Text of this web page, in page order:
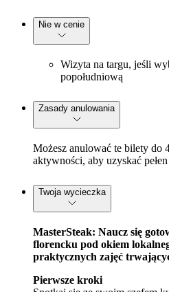
Nie w cenie
Wizyta na targu, jeśli
popołudniową
Zasady anulowania
Możesz anulować te bilety do
aktywności, aby uzyskać
Twoja wycieczka
MasterSteak: Naucz się
florencku pod okiem
praktycznych zajęć
Pierwsze kroki